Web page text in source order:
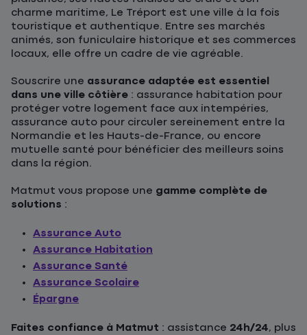
charme maritime, Le Tréport est une ville à la fois
touristique et authentique. Entre ses marchés
animés, son funiculaire historique et ses commerces
locaux, elle offre un cadre de vie agréable.
Souscrire une assurance adaptée est essentiel
dans une ville côtière : assurance habitation pour
protéger votre logement face aux intempéries,
assurance auto pour circuler sereinement entre la
Normandie et les Hauts-de-France, ou encore
mutuelle santé pour bénéficier des meilleurs soins
dans la région.
Matmut vous propose une gamme complète de
solutions :
Assurance Auto
Assurance Habitation
Assurance Santé
Assurance Scolaire
Épargne
Faites confiance à Matmut : assistance 24h/24, plus